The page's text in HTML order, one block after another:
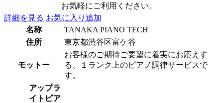
お気軽にご利用ください。
詳細を見る お気に入り追加
名称
TANAKA PIANO TECH
住所
東京都渋谷区富ケ谷
モットー
お客様のご期待ご要望に着実にお応えす
る、１ランク上のピアノ調律サービスで
す。
アップラ
イトピア